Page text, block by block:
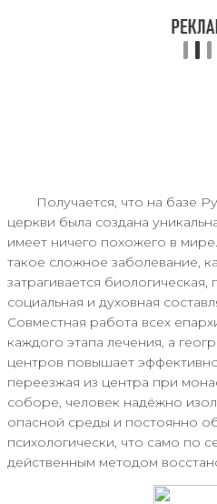
Получается, что на базе
церкви была создана
имеет ничего похожего в
такое сложное заболевание,
затрагивается биологическая,
социальная и духовная
Совместная работа всех
каждого этапа лечения, а
центров повышает
переезжая из центра при
соборе, человек надёжно
опасной среды и постоянно
психологически, что само по
действенным методом